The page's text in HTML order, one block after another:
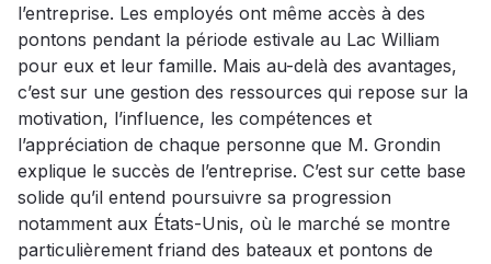
l’entreprise. Les employés ont même accès à des
pontons pendant la période estivale au Lac William
pour eux et leur famille. Mais au-delà des avantages,
c’est sur une gestion des ressources qui repose sur la
motivation, l’influence, les compétences et
l’appréciation de chaque personne que M. Grondin
explique le succès de l’entreprise. C’est sur cette base
solide qu’il entend poursuivre sa progression
notamment aux États-Unis, où le marché se montre
particulièrement friand des bateaux et pontons de